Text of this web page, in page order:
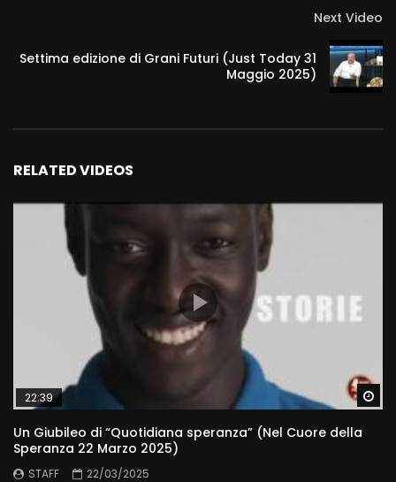
Next Video
Settima edizione di Grani Futuri (Just Today 31
Maggio 2025)
RELATED VIDEOS
22:39
Un Giubileo di “Quotidiana speranza” (Nel Cuore della
Speranza 22 Marzo 2025)
STAFF
22/03/2025